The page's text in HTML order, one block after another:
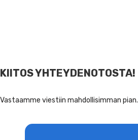
KIITOS YHTEYDENOTOSTA!
Vastaamme viestiin mahdollisimman pian.